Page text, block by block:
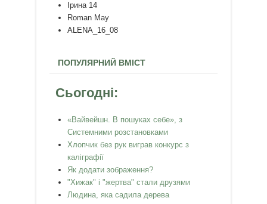
Ірина 14
Roman May
ALENA_16_08
ПОПУЛЯРНИЙ ВМІСТ
Сьогодні:
«Вайвейшн. В пошуках себе», з
Системними розстановками
Хлопчик без рук виграв конкурс з
каліграфії
Як додати зображення?
"Хижак" і "жертва" стали друзями
Людина, яка садила дерева